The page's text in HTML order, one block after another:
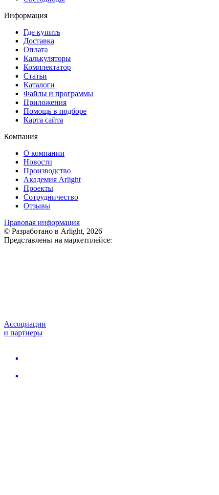
Информация
Где купить
Доставка
Оплата
Калькуляторы
Комплектатор
Статьи
Каталоги
Файлы и программы
Приложения
Помощь в подборе
Карта сайта
Компания
О компании
Новости
Производство
Академия Arlight
Проекты
Сотрудничество
Отзывы
Правовая информация
© Разработано в Arlight, 2026
Представлены на маркетплейсе:
Ассоциации
и партнеры